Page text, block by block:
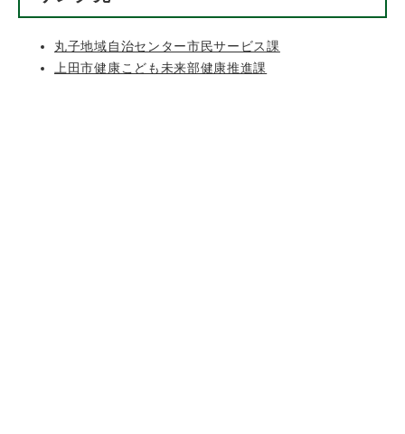
丸子地域自治センター市民サービス課
上田市健康こども未来部健康推進課